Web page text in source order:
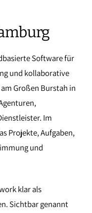
Software für
und kollaborative
Großen Burstah in
Im
Projekte, Aufgaben,
und
klar als
Sichtbar genannt